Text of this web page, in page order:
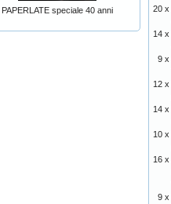
PAPERLATE speciale 40 anni
20 x
14 x
9 x
12 x
14 x
10 x
16 x
9 x